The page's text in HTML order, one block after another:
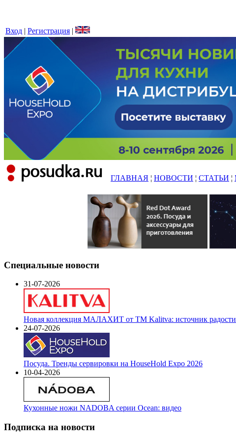
Вход | Регистрация |
ГЛАВНАЯ ¦ НОВОСТИ ¦ СТАТЬИ ¦
Специальные новости
31-07-2026
Новая коллекция МАЛАХИТ от ТМ Kalitva: источник радости
24-07-2026
Посуда. Тренды сервировки на HouseHold Expo 2026
10-04-2026
Кухонные ножи NADOBA серии Ocean: видео
Подписка на новости